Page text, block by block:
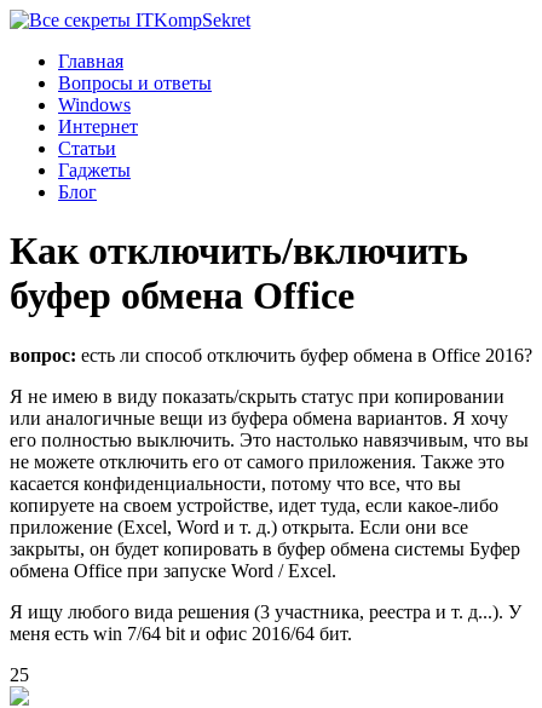
KompSekret
Главная
Вопросы и ответы
Windows
Интернет
Статьи
Гаджеты
Блог
Как отключить/включить
буфер обмена Office
вопрос: есть ли способ отключить буфер обмена в Office 2016?
Я не имею в виду показать/скрыть статус при копировании
или аналогичные вещи из буфера обмена вариантов. Я хочу
его полностью выключить. Это настолько навязчивым, что вы
не можете отключить его от самого приложения. Также это
касается конфиденциальности, потому что все, что вы
копируете на своем устройстве, идет туда, если какое-либо
приложение (Excel, Word и т. д.) открыта. Если они все
закрыты, он будет копировать в буфер обмена системы Буфер
обмена Office при запуске Word / Excel.
Я ищу любого вида решения (3 участника, реестра и т. д...). У
меня есть win 7/64 bit и офис 2016/64 бит.
25